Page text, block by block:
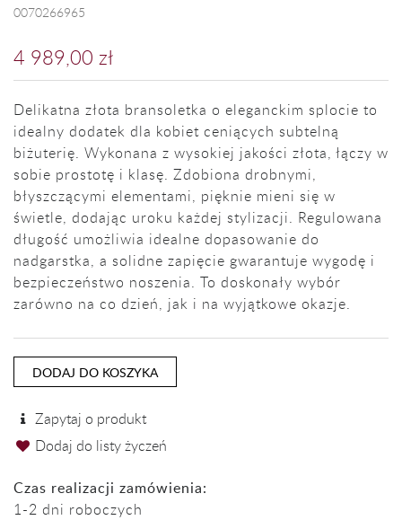
0070266965
4 989,00 zł
Delikatna złota bransoletka o eleganckim splocie to
idealny dodatek dla kobiet ceniących subtelną
biżuterię. Wykonana z wysokiej jakości złota, łączy w
sobie prostotę i klasę. Zdobiona drobnymi,
błyszczącymi elementami, pięknie mieni się w
świetle, dodając uroku każdej stylizacji. Regulowana
długość umożliwia idealne dopasowanie do
nadgarstka, a solidne zapięcie gwarantuje wygodę i
bezpieczeństwo noszenia. To doskonały wybór
zarówno na co dzień, jak i na wyjątkowe okazje.
DODAJ DO KOSZYKA
Zapytaj o produkt
Dodaj do listy życzeń
Czas realizacji zamówienia:
1-2 dni roboczych